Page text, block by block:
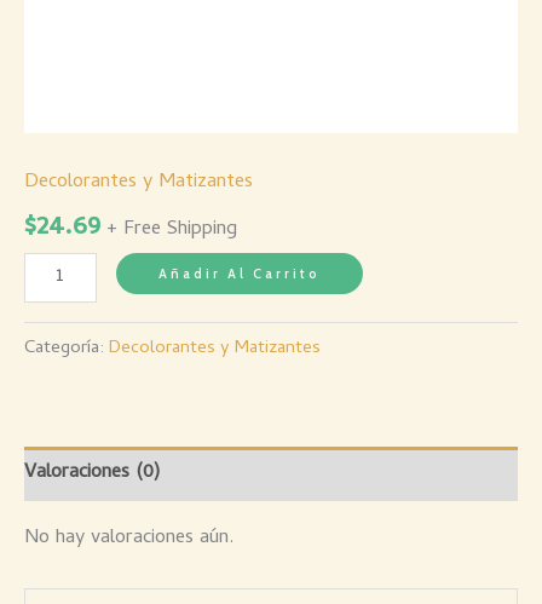
Decolorantes y Matizantes
$24.69 + Free Shipping
Añadir Al Carrito
Categoría: Decolorantes y Matizantes
Valoraciones (0)
No hay valoraciones aún.